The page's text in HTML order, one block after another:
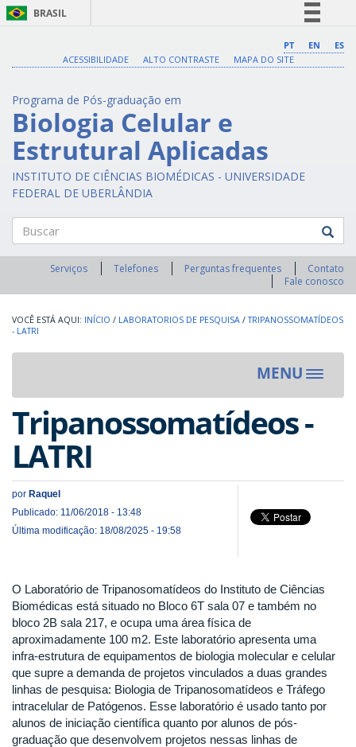
BRASIL
Comunica BR
Legislação
Canais
PT EN
ES
ACESSIBILIDADE
ALTO CONTRASTE MAPA DO SITE
Programa de Pós-graduação em
Biologia Celular e
Estrutural Aplicadas
INSTITUTO DE CIÊNCIAS BIOMÉDICAS - UNIVERSIDADE
FEDERAL DE UBERLÂNDIA
Buscar
Serviços Telefones Perguntas frequentes
Contato
Fale conosco
INÍCIO / LABORATORIOS DE PESQUISA / TRIPANOSSOMATÍDEOS
- LATRI
MENU
Toggle
Tripanossomatídeos -
LATRI
por Raquel
Publicado: 11/06/2018 - 13:48
Última modificação: 18/08/2025 - 19:58
O Laboratório de Tripanosomatídeos do Instituto de Ciências
Biomédicas está situado no Bloco 6T sala 07 e também no
bloco 2B sala 217, e ocupa uma área física de
aproximadamente 100 m2. Este laboratório apresenta uma
infra-estrutura de equipamentos de biologia molecular e celular
que supre a demanda de projetos vinculados a duas grandes
linhas de pesquisa: Biologia de Tripanosomatídeos e Tráfego
intracelular de Patógenos. Esse laboratório é usado tanto por
alunos de iniciação científica quanto por alunos de pós-
graduação que desenvolvem projetos nessas linhas de